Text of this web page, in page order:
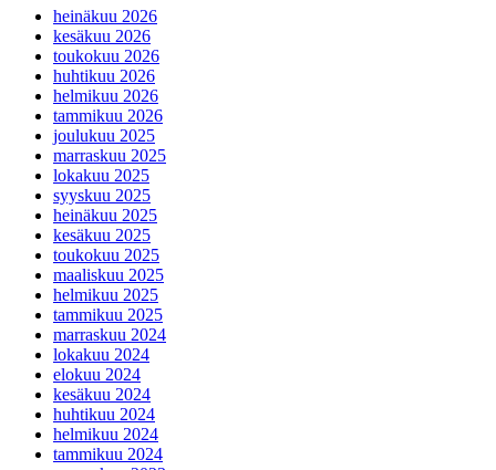
heinäkuu 2026
kesäkuu 2026
toukokuu 2026
huhtikuu 2026
helmikuu 2026
tammikuu 2026
joulukuu 2025
marraskuu 2025
lokakuu 2025
syyskuu 2025
heinäkuu 2025
kesäkuu 2025
toukokuu 2025
maaliskuu 2025
helmikuu 2025
tammikuu 2025
marraskuu 2024
lokakuu 2024
elokuu 2024
kesäkuu 2024
huhtikuu 2024
helmikuu 2024
tammikuu 2024